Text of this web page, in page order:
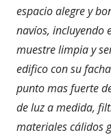
espacio alegre y
navíos, incluyendo
muestre limpia y
edifico con su
punto mas fuerte
de luz a medida,
materiales cálidos